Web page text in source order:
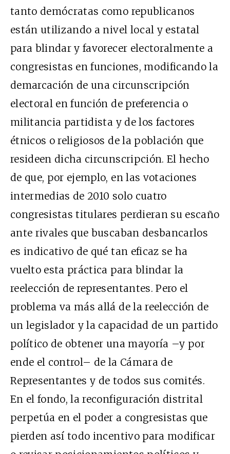
tanto demócratas como republicanos
están utilizando a nivel local y estatal
para blindar y favorecer electoralmente a
congresistas en funciones, modificando la
demarcación de una circunscripción
electoral en función de preferencia o
militancia partidista y de los factores
étnicos o religiosos de la población que
resideen dicha circunscripción. El hecho
de que, por ejemplo, en las votaciones
intermedias de 2010 solo cuatro
congresistas titulares perdieran su escaño
ante rivales que buscaban desbancarlos
es indicativo de qué tan eficaz se ha
vuelto esta práctica para blindar la
reelección de representantes. Pero el
problema va más allá de la reelección de
un legislador y la capacidad de un partido
político de obtener una mayoría –y por
ende el control– de la Cámara de
Representantes y de todos sus comités.
En el fondo, la reconfiguración distrital
perpetúa en el poder a congresistas que
pierden así todo incentivo para modificar